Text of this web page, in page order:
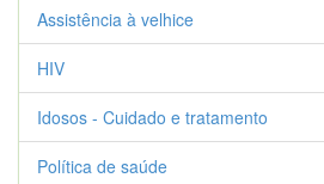
Assistência à velhice
HIV
Idosos - Cuidado e tratamento
Política de saúde